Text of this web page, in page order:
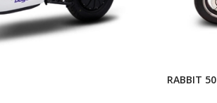
RABBIT 50